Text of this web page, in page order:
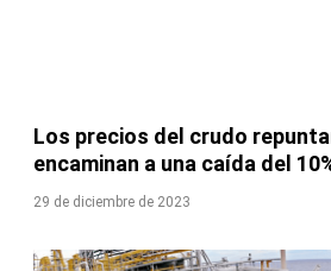
Los precios del crudo
encaminan a una caída del
29 de diciembre de 2023